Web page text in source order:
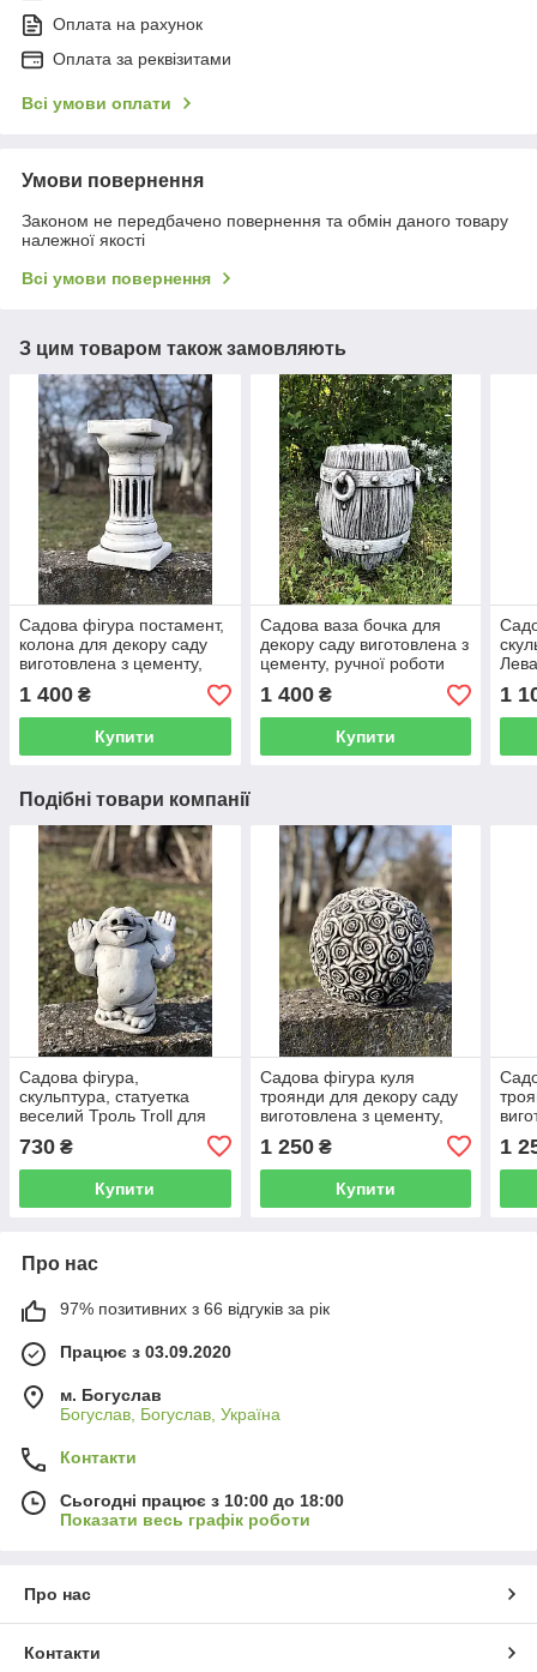
Оплата на рахунок
Оплата за реквізитами
Всі умови оплати
Умови повернення
Законом не передбачено повернення та обмін даного товару
належної якості
Всі умови повернення
З цим товаром також замовляють
Садова фігура постамент,
колона для декору саду
виготовлена ​​з цементу,
ручної роботи 39 см
1 400 ₴
Купити
Садова ваза бочка для
декору саду виготовлена ​​з
цементу, ручної роботи
сіро-чорна 30 см
1 400₴
Купити
см
1
Подібні товари компанії
Садова фігура,
скульптура, статуетка
веселий Троль Troll для
цементу, ручної роботи 25
см
730 ₴
Купити
Садова фігура куля
троянди для декору саду
виготовлена ​​з цементу,
1 250₴
Купити
1
Про нас
97% позитивних з 66 відгуків за рік
Працює з 03.09.2020
м. Богуслав
Богуслав, Богуслав, Україна
Контакти
Сьогодні працює з 10:00 до 18:00
Показати весь графік роботи
Про нас
Контакти